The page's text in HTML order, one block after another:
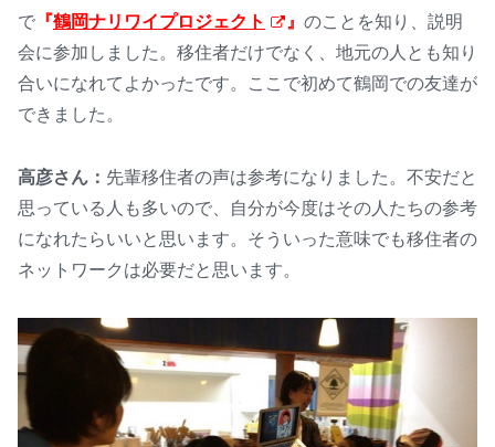
で 『鶴岡ナリワイプロジェクト 』 のことを知り、説明
会に参加しました。移住者だけでなく、地元の人とも知り
合いになれてよかったです。ここで初めて鶴岡での友達が
できました。
高彦さん： 先輩移住者の声は参考になりました。不安だと
思っている人も多いので、自分が今度はその人たちの参考
になれたらいいと思います。そういった意味でも移住者の
ネットワークは必要だと思います。